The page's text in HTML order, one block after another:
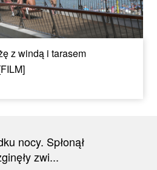
z windą i tarasem
nocy. Spłonął
zwi...